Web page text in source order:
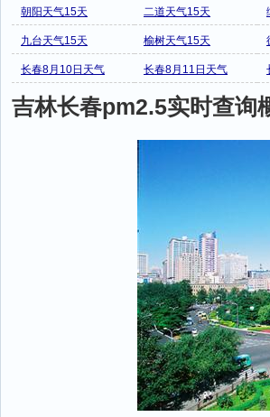
朝阳天气15天 二道天气15天
九台天气15天 榆树天气15天
长春8月10日天气 长春8月11日天气
吉林长春pm2.5实时查询